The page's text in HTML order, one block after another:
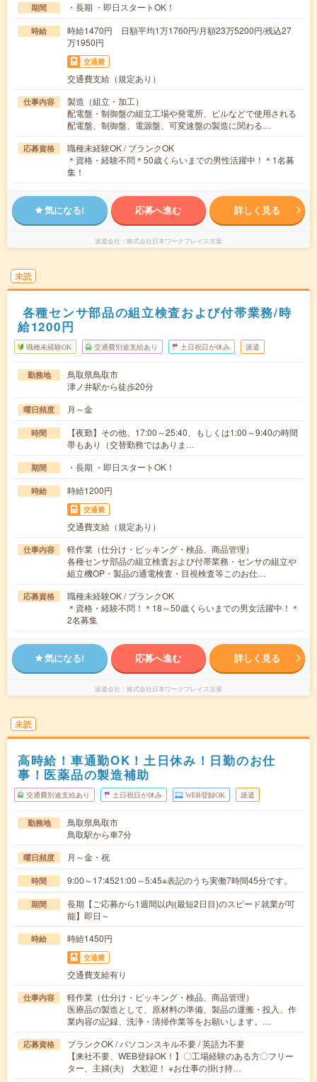
期間 ・長期 ・即日スタートOK！
時給
時給1470円 日額平均1万1760円/月額23万5200円/残込27
万1950円
交通費
交通費支給（規定あり）
仕事内容
製造（組立・加工）
配電盤・制御盤の組立工場や発電所、ビルなどで使用される
配電盤、制御盤、電源盤、可変速盤の製造に関わる…
応募資格
職種未経験OK / ブランクOK
＊資格・経験不問＊50歳くらいまでの男性活躍中！＊1名募
集！
気になる! 応募へ進む 詳しく見る
派遣会社 株式会社日本ワークプレイス京葉
未読
各種センサ部品の組立検査および付帯業務/時
給1200円
職種未経験OK 交通費別途支給あり 土日祝日が休み 派遣
勤務地
鳥取県鳥取市
津ノ井駅から徒歩20分
曜日頻度 月～金
時間
【夜勤】その他、17:00～25:40、もしくは1:00～9:40の時間
帯もあり（交替勤務ではありま…
期間 ・長期 ・即日スタートOK！
時給 時給1200円
交通費
交通費支給（規定あり）
仕事内容
軽作業（仕分け・ピッキング・検品、商品管理）
各種センサ部品の組立検査および付帯業務・センサの組立や
組立機OP・製品の通電検査・目視検査等このお仕…
応募資格
職種未経験OK / ブランクOK
＊資格・経験不問！＊18～50歳くらいまでの男女活躍中！＊
2名募集
気になる! 応募へ進む 詳しく見る
派遣会社 株式会社日本ワークプレイス京葉
未読
高時給！車通勤OK！土日休み！日勤のお仕
事！医薬品の製造補助
交通費別途支給あり 土日祝日が休み WEB登録OK 派遣
勤務地
鳥取県鳥取市
鳥取駅から車7分
曜日頻度 月～金・祝
時間 9:00～17:4521:00～5:45※表記のうち実働7時間45分です。
期間
長期【ご応募から1週間以内(最短2日目)のスピード就業が可
能】即日～
時給 時給1450円
交通費
交通費支給有り
仕事内容
軽作業（仕分け・ピッキング・検品、商品管理）
医療品の製造として、原材料の準備、製品の運搬・投入、作
業内容の記録、洗浄・清掃作業等をお願いします。…
応募資格
ブランクOK / パソコンスキル不要 / 英語力不要
【来社不要、WEB登録OK！】〇工場経験のある方〇フリー
ター、主婦(夫) 大歓迎！ ※お仕事の掛け持…